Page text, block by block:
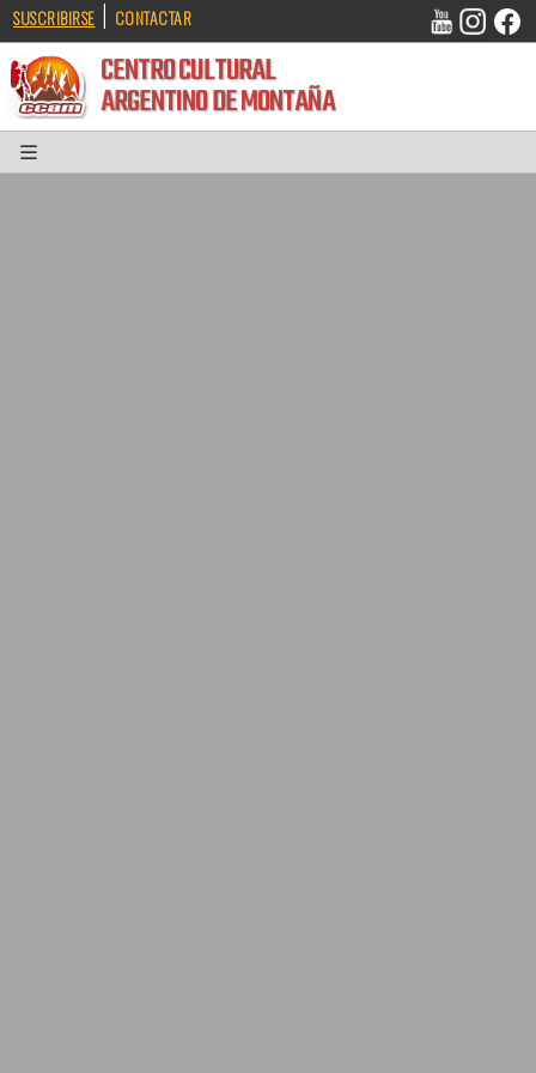
SUSCRIBIRSE | CONTACTAR
CENTRO CULTURAL
ARGENTINO DE MONTAÑA